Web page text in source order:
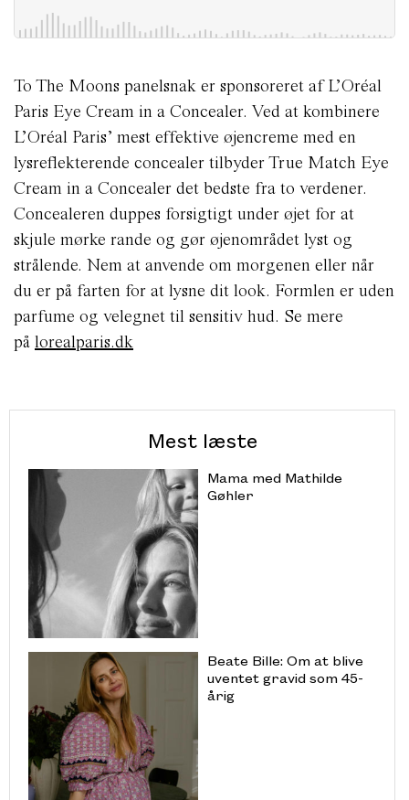
To The Moons panelsnak er sponsoreret af L’Oréal
Paris Eye Cream in a Concealer. Ved at kombinere
L’Oréal Paris’ mest effektive øjencreme med en
lysreflekterende concealer tilbyder True Match Eye
Cream in a Concealer det bedste fra to verdener.
Concealeren duppes forsigtigt under øjet for at
skjule mørke rande og gør øjenområdet lyst og
strålende. Nem at anvende om morgenen eller når
du er på farten for at lysne dit look. Formlen er uden
parfume og velegnet til sensitiv hud. Se mere
på lorealparis.dk
Mest læste
Mama med Mathilde
Gøhler
Beate Bille: Om at blive
uventet gravid som 45-
årig